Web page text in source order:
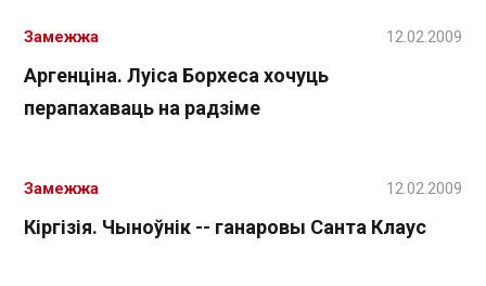
Аргенціна. Луіса Борхеса хочуць
перапахаваць на радзіме
Замежжа 12.02.2009
Кіргізія. Чыноўнік -- ганаровы Санта Клаус
Замежжа 12.02.2009